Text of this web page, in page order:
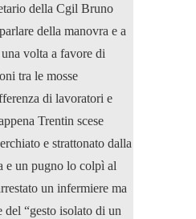
della Cgil Bruno
della manovra e a
volta a favore di
tra le mosse
di lavoratori e
Trentin scese
e strattonato dalla
e un pugno lo colpì al
un infermiere ma
del “gesto isolato di un